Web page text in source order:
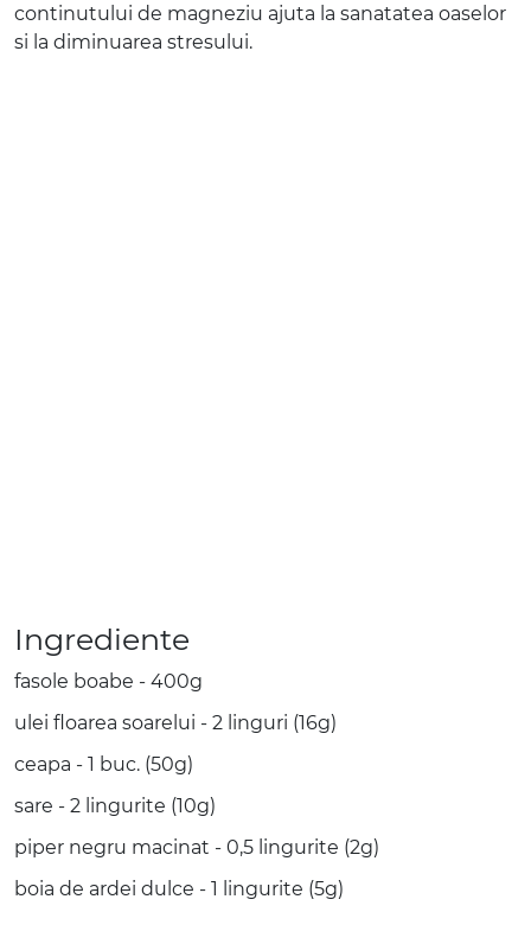
continutului de magneziu ajuta la sanatatea oaselor
si la diminuarea stresului.
Ingrediente
fasole boabe - 400g
ulei floarea soarelui - 2 linguri (16g)
ceapa - 1 buc. (50g)
sare - 2 lingurite (10g)
piper negru macinat - 0,5 lingurite (2g)
boia de ardei dulce - 1 lingurite (5g)